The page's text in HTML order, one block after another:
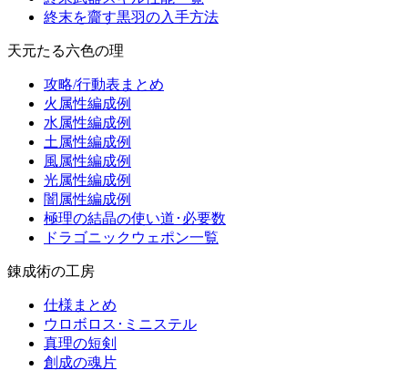
終末を齎す黒羽の入手方法
天元たる六色の理
攻略/行動表まとめ
火属性編成例
水属性編成例
土属性編成例
風属性編成例
光属性編成例
闇属性編成例
極理の結晶の使い道･必要数
ドラゴニックウェポン一覧
錬成術の工房
仕様まとめ
ウロボロス･ミニステル
真理の短剣
創成の魂片